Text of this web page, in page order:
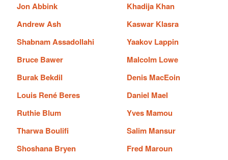
Jon Abbink
Andrew Ash
Shabnam Assadollahi
Bruce Bawer
Burak Bekdil
Louis René Beres
Ruthie Blum
Tharwa Boulifi
Shoshana Bryen
Khadija Khan
Kaswar Klasra
Yaakov Lappin
Malcolm Lowe
Denis MacEoin
Daniel Mael
Yves Mamou
Salim Mansur
Fred Maroun